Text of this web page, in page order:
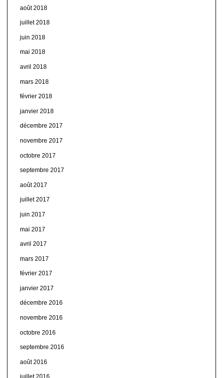
août 2018
juillet 2018
juin 2018
mai 2018
avril 2018
mars 2018
février 2018
janvier 2018
décembre 2017
novembre 2017
octobre 2017
septembre 2017
août 2017
juillet 2017
juin 2017
mai 2017
avril 2017
mars 2017
février 2017
janvier 2017
décembre 2016
novembre 2016
octobre 2016
septembre 2016
août 2016